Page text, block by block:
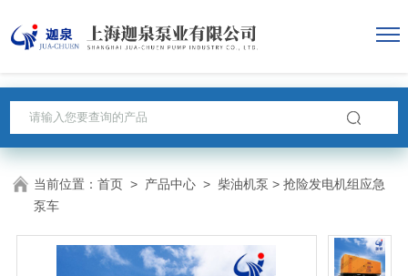
当前位置：首页 > 产品中心 > 柴油机泵 > 抢险发电机组应急
泵车